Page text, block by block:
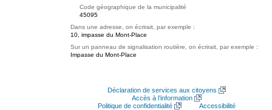
Code géographique de la municipalité
45095
Dans une adresse, on écrirait, par exemple :
10, impasse du Mont-Place
Sur un panneau de signalisation routière, on écrirait, par exemple :
Impasse du Mont-Place
Déclaration de services aux citoyens
Accès à l’information
Politique de confidentialité
Accessibilité